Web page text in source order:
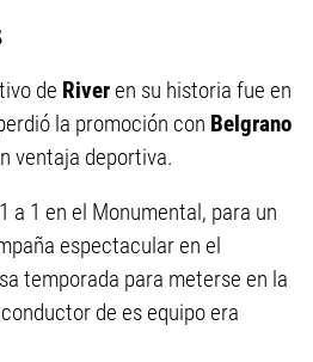
de Riveren su historia fue en
la promoción con Belgrano
ventaja deportiva.
a 1 en el Monumental, para un
espectacular en el
temporada para meterse en la
de es equipo era